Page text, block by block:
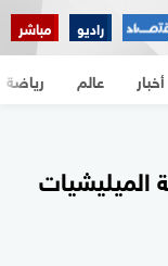
راديو مباشر
أخبار عالم رياضة
الميليشيات